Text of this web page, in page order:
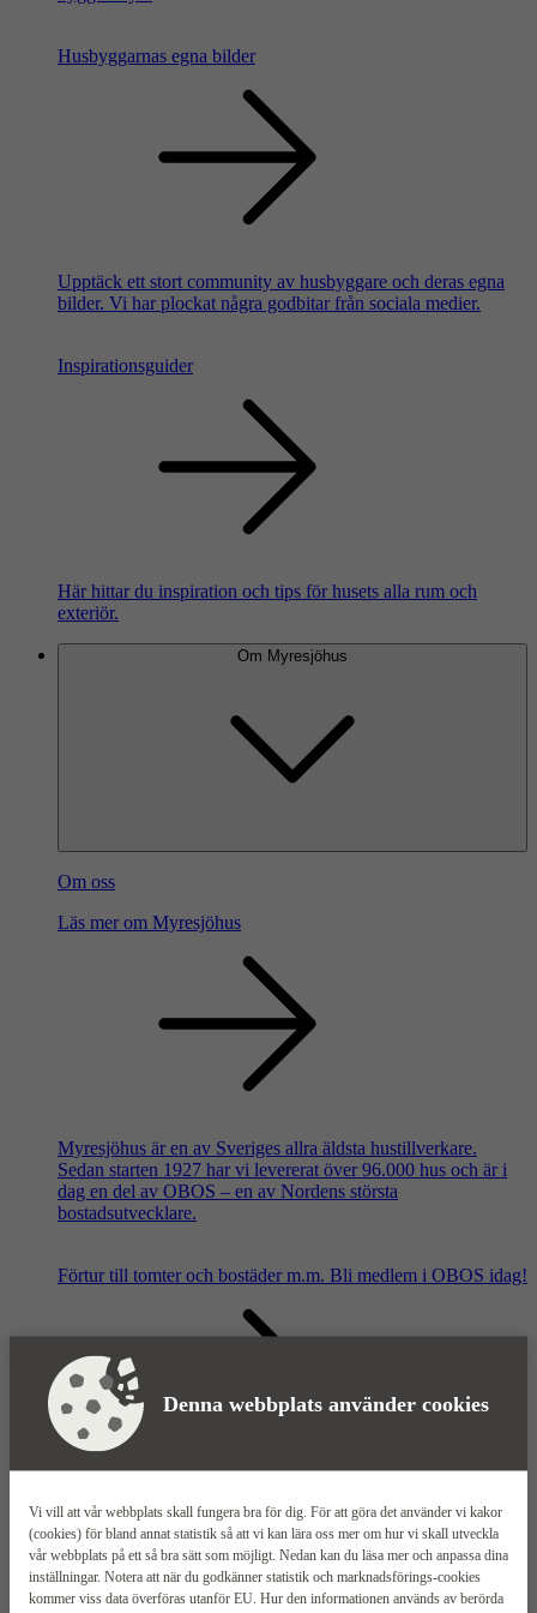
Denna webbplats använder cookies
Vi vill att vår webbplats skall fungera bra för dig. För att göra det använder vi kakor
(cookies) för bland annat statistik så att vi kan lära oss mer om hur vi skall utveckla
vår webbplats på ett så bra sätt som möjligt. Nedan kan du läsa mer och anpassa dina
inställningar. Notera att när du godkänner statistik och marknadsförings-cookies
kommer viss data överföras utanför EU. Hur den informationen används av berörda
Husbyggarnas egna bilder
Upptäck ett stort community av husbyggare och deras egna
bilder. Vi har plockat några godbitar från sociala medier.
Inspirationsguider
Här hittar du inspiration och tips för husets alla rum och
exteriör.
Om Myresjöhus
Om oss
Läs mer om Myresjöhus
Myresjöhus är en av Sveriges allra äldsta hustillverkare.
Sedan starten 1927 har vi levererat över 96.000 hus och är i
dag en del av OBOS – en av Nordens största
bostadsutvecklare.
Förtur till tomter och bostäder m.m. Bli medlem i OBOS idag!
Våra säljkontor